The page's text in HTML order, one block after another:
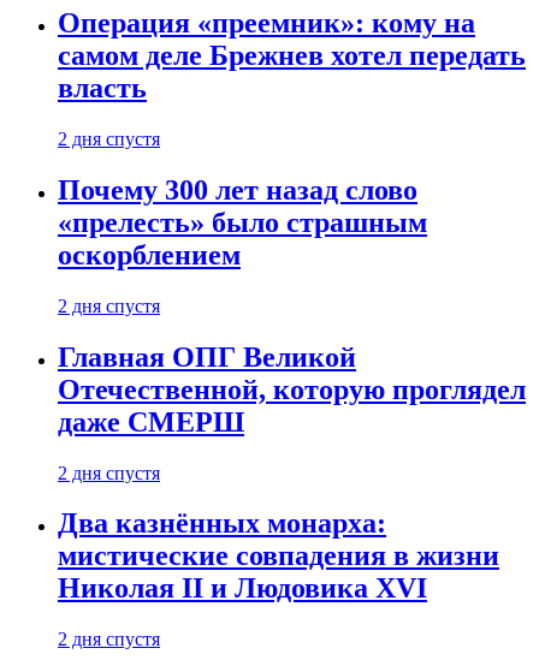
Операция «преемник»: кому на
самом деле Брежнев хотел передать
власть
2 дня спустя
Почему 300 лет назад слово
«прелесть» было страшным
оскорблением
2 дня спустя
Главная ОПГ Великой
Отечественной, которую проглядел
даже СМЕРШ
2 дня спустя
Два казнённых монарха:
мистические совпадения в жизни
Николая II и Людовика XVI
2 дня спустя